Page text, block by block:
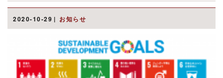
2020-10-29 お知らせ